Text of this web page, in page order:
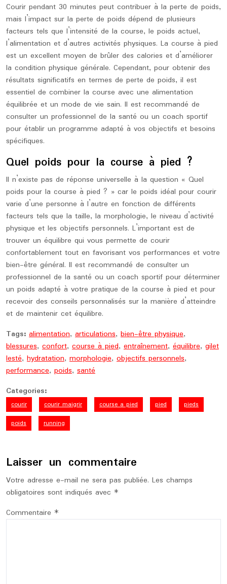
Courir pendant 30 minutes peut contribuer à la perte de poids,
mais l’impact sur la perte de poids dépend de plusieurs
facteurs tels que l’intensité de la course, le poids actuel,
l’alimentation et d’autres activités physiques. La course à pied
est un excellent moyen de brûler des calories et d’améliorer
la condition physique générale. Cependant, pour obtenir des
résultats significatifs en termes de perte de poids, il est
essentiel de combiner la course avec une alimentation
équilibrée et un mode de vie sain. Il est recommandé de
consulter un professionnel de la santé ou un coach sportif
pour établir un programme adapté à vos objectifs et besoins
spécifiques.
Quel poids pour la course à pied ?
Il n’existe pas de réponse universelle à la question « Quel
poids pour la course à pied ? » car le poids idéal pour courir
varie d’une personne à l’autre en fonction de différents
facteurs tels que la taille, la morphologie, le niveau d’activité
physique et les objectifs personnels. L’important est de
trouver un équilibre qui vous permette de courir
confortablement tout en favorisant vos performances et votre
bien-être général. Il est recommandé de consulter un
professionnel de la santé ou un coach sportif pour déterminer
un poids adapté à votre pratique de la course à pied et pour
recevoir des conseils personnalisés sur la manière d’atteindre
et de maintenir cet équilibre.
Tags: alimentation, articulations, bien-être physique,
blessures, confort, course à pied, entraînement, équilibre, gilet
lesté, hydratation, morphologie, objectifs personnels,
performance, poids, santé
Categories:
courir courir maigrir course a pied pied
pieds
poids
running
Laisser un commentaire
Votre adresse e-mail ne sera pas publiée. Les champs
obligatoires sont indiqués avec *
Commentaire *